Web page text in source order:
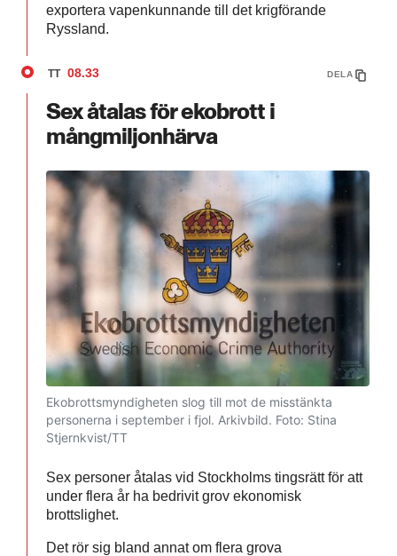
exportera vapenkunnande till det krigförande
Ryssland.
TT 08.33 DELA
Sex åtalas för ekobrott i
mångmiljonhärva
Ekobrottsmyndigheten slog till mot de misstänkta
personerna i september i fjol. Arkivbild. Foto: Stina
Stjernkvist/TT
Sex personer åtalas vid Stockholms tingsrätt för att
under flera år ha bedrivit grov ekonomisk
brottslighet.
Det rör sig bland annat om flera grova